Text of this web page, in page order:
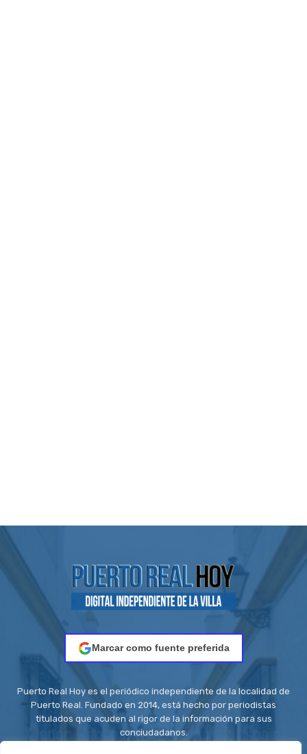
Marcar como fuente preferida
Puerto Real Hoy es el periódico independiente de la localidad de
Puerto Real. Fundado en 2014, está hecho por periodistas
titulados que acuden al rigor de la información para sus
conciudadanos.